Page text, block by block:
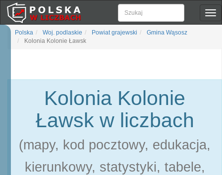
Polska Woj. podlaskie Powiat grajewski
Gmina Wąsosz
Kolonia Kolonie Ławsk
Kolonia Kolonie
Ławsk w liczbach
(mapy, kod pocztowy, edukacja,
kierunkowy, statystyki, tabele,